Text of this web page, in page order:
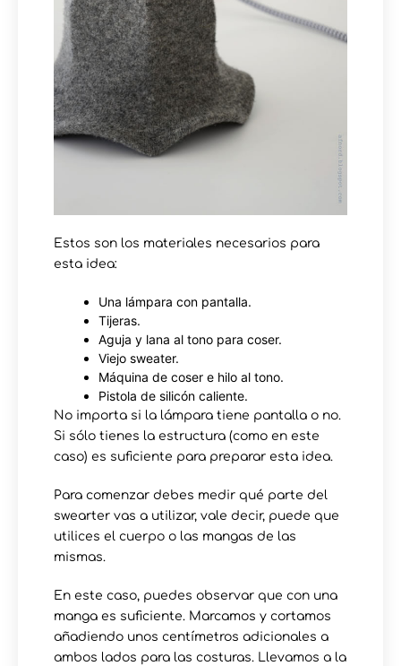
Estos son los materiales necesarios para
esta idea:
Una lámpara con pantalla.
Tijeras.
Aguja y lana al tono para coser.
Viejo sweater.
Máquina de coser e hilo al tono.
Pistola de silicón caliente.
No importa si la lámpara tiene pantalla o no.
Si sólo tienes la estructura (como en este
caso) es suficiente para preparar esta idea.
Para comenzar debes medir qué parte del
swearter vas a utilizar, vale decir, puede que
utilices el cuerpo o las mangas de las
mismas.
En este caso, puedes observar que con una
manga es suficiente. Marcamos y cortamos
añadiendo unos centímetros adicionales a
ambos lados para las costuras. Llevamos a la